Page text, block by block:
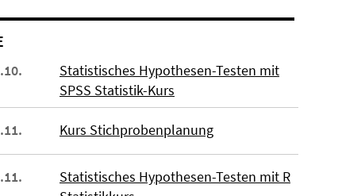
Statistisches Hypothesen-Testen mit
SPSS Statistik-Kurs
Kurs Stichprobenplanung
Statistisches Hypothesen-Testen mit R